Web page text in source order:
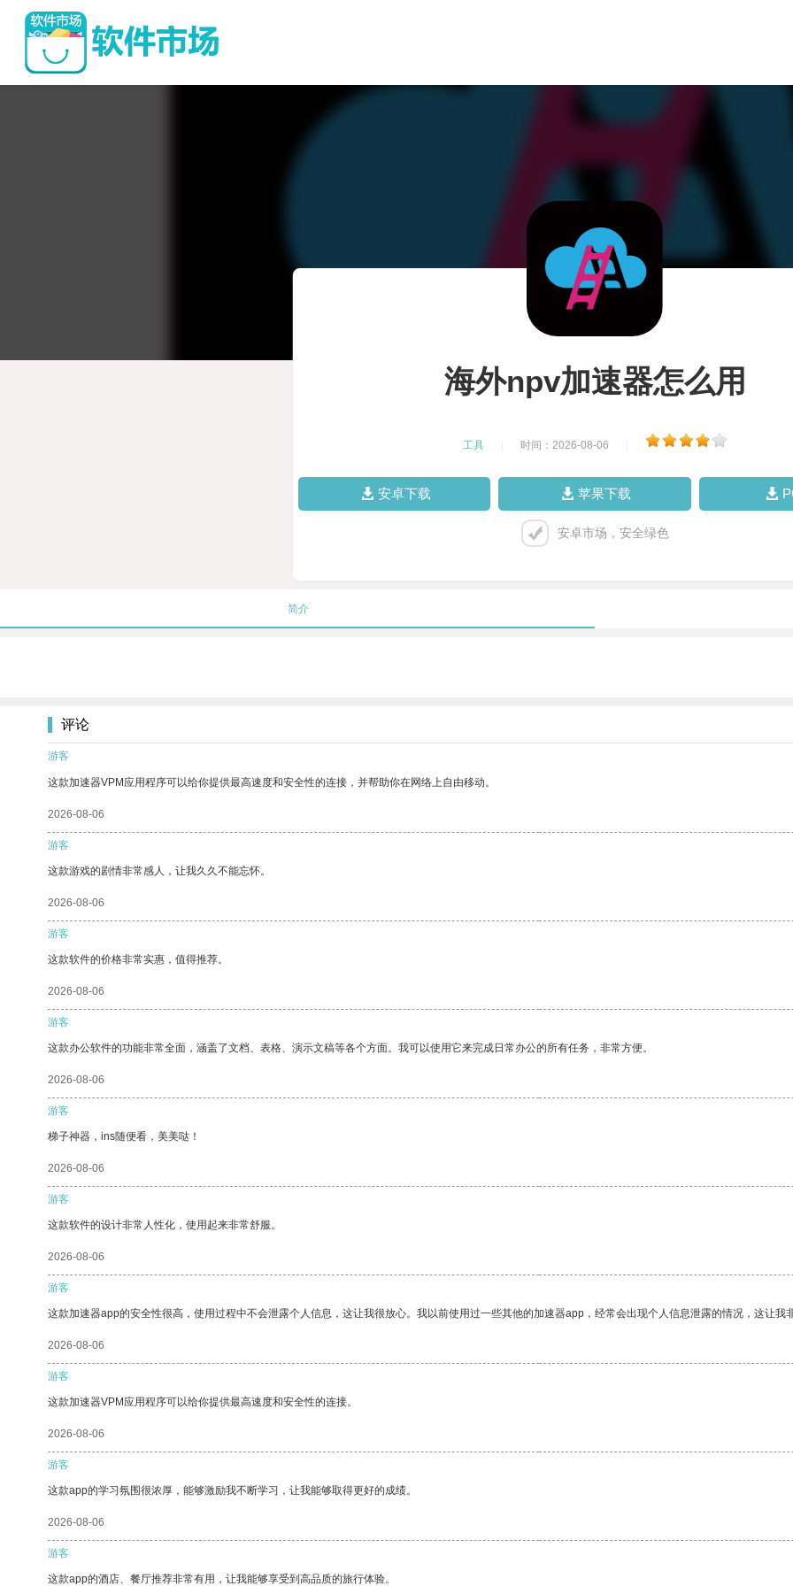
海外npv加速器怎么用
工具 时间：2026-08-06
安卓下载 苹果下载
安卓市场，安全绿色
简介
评论
游客
这款加速器VPM应用程序可以给你提供最高速度和安全性的连接，并帮助你在网络上自由移动。
2026-08-06
游客
这款游戏的剧情非常感人，让我久久不能忘怀。
2026-08-06
游客
这款软件的价格非常实惠，值得推荐。
2026-08-06
游客
这款办公软件的功能非常全面，涵盖了文档、表格、演示文稿等各个方面。我可以使用它来完成日常办公的所有任务，非常方便。
2026-08-06
游客
梯子神器，ins随便看，美美哒！
2026-08-06
游客
这款软件的设计非常人性化，使用起来非常舒服。
2026-08-06
游客
这款加速器app的安全性很高，使用过程中不会泄露个人信息，这让我很放心。我以前使用过一些其他的加速器app，经常会出现个人信息泄露的情况，这让我
2026-08-06
游客
这款加速器VPM应用程序可以给你提供最高速度和安全性的连接。
2026-08-06
游客
这款app的学习氛围很浓厚，能够激励我不断学习，让我能够取得更好的成绩。
2026-08-06
游客
这款app的酒店、餐厅推荐非常有用，让我能够享受到高品质的旅行体验。